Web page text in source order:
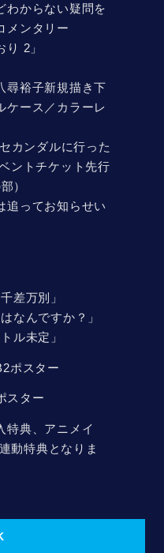
からない疑問を
メンタリー
2」
裕子新規描き下
ケース／カラーレ
カンダルに行った
ントチケット先行
）
追ってお知らせい
差万別」
なんですか？」
ル未定」
ポスター
スター
特典、アニメイ
動特典となりま